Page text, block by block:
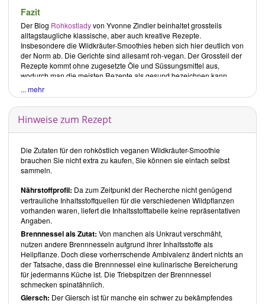
Fazit
Der Blog Rohkostladyvon Yvonne Zindlerbeinhaltet grossteils
alltagstaugliche klassische, aber auch kreative Rezepte.
Insbesondere die Wildkräuter-Smoothies heben sich hier deutlich von
der Norm ab. Die Gerichte sind allesamt roh-vegan. Der Grossteil der
Rezepte kommt ohne zugesetzte Öle und Süssungsmittel aus,
wodurch man die meisten Rezepte als gesund bezeichnen kann.
veröffentlichte Rezepte, die zum Zeitpunkt der Erstellung der
Rezension veröffentlicht waren. Im Blog erschienene Artikel sind
Gesamteindruck
Auswahl sowohl klassischer, als auch fantasievoller, roh-veganer
Rezepte. Die Rezepte sind unkompliziert und bedürfen nur in
Ausnahmefällen Pulver, wie beispielsweiseLucuma- oderSpirulina-
Pulver. Vor allem bei den Smoothies verwendet Yvonne Zindler
häufig Wildkräuter, welche eine Grundkenntnis in dem Bereich
voraussetzen. Eine zusätzliche Angabe der Zubereitungszeiten und
Portionsgrössen zu allen Rezepten, würde die Zubereitung jedoch
erleichtern.
Etwa ein Zehntel der Rezepte verlangt nachCashewnüssen
weniger nachSojasauce, die beide streng genommen nicht zu
Rohkost zählen. Steht "Cashewkerne roh" auf der Packung, weist
... mehr
Hinweise zum Rezept
Die Zutaten für den rohköstlich veganen Wildkräuter-Smoothie
brauchen Sie nicht extra zu kaufen, Sie können sie einfach selbst
sammeln.
Nährstoffprofil: Da zum Zeitpunkt der Recherche nicht genügend
vertrauliche Inhaltsstoffquellen für die verschiedenen Wildpflanzen
vorhanden waren, liefert die Inhaltsstofftabelle keine repräsentativen
Angaben.
Brennnessel als Zutat: Von manchen als Unkraut verschmäht,
nutzen andere Brennnesseln aufgrund ihrer Inhaltsstoffe als
Heilpflanze. Doch diese vorherrschende Ambivalenz ändert nichts an
der Tatsache, dass die Brennnessel eine kulinarische Bereicherung
für jedermanns Küche ist. Die Triebspitzen der Brennnessel
schmecken spinatähnlich.
Giersch: Der Giersch ist für manche ein schwer zu bekämpfendes